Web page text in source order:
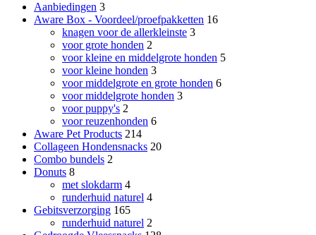
Aanbiedingen 3
Aware Box - Voordeel/proefpakketten 16
knagen voor de allerkleinste 3
voor grote honden 2
voor kleine en middelgrote honden 5
voor kleine honden 3
voor middelgrote en grote honden 6
voor middelgrote honden 3
voor puppy's 2
voor reuzenhonden 6
Aware Pet Products 214
Collageen Hondensnacks 20
Combo bundels 2
Donuts 8
met slokdarm 4
runderhuid naturel 4
Gebitsverzorging 165
runderhuid naturel 2